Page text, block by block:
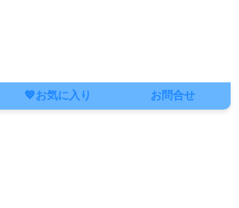
💖お気に入り
お問合せ